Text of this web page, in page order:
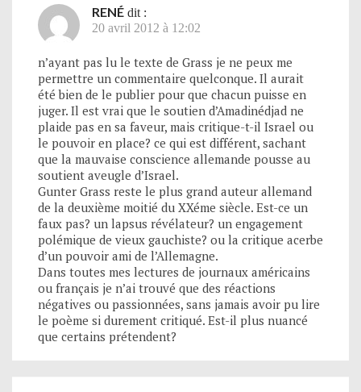
RENÉ dit :
20 avril 2012 à 12:02
n’ayant pas lu le texte de Grass je ne peux me
permettre un commentaire quelconque. Il aurait
été bien de le publier pour que chacun puisse en
juger. Il est vrai que le soutien d’Amadinédjad ne
plaide pas en sa faveur, mais critique-t-il Israel ou
le pouvoir en place? ce qui est différent, sachant
que la mauvaise conscience allemande pousse au
soutient aveugle d’Israel.
Gunter Grass reste le plus grand auteur allemand
de la deuxième moitié du XXéme siècle. Est-ce un
faux pas? un lapsus révélateur? un engagement
polémique de vieux gauchiste? ou la critique acerbe
d’un pouvoir ami de l’Allemagne.
Dans toutes mes lectures de journaux américains
ou français je n’ai trouvé que des réactions
négatives ou passionnées, sans jamais avoir pu lire
le poème si durement critiqué. Est-il plus nuancé
que certains prétendent?